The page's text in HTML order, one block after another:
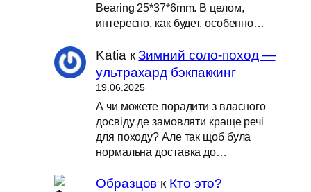
Bearing 25*37*6mm. В целом,
интересно, как будет, особенно…
Katia кЗимний соло-поход —
ультрахард бэкпаккинг
19.06.2025
А чи можете порадити з власного
досвіду де замовляти краще речі
для походу? Але так щоб була
нормальна доставка до…
Образцов к Кто это?